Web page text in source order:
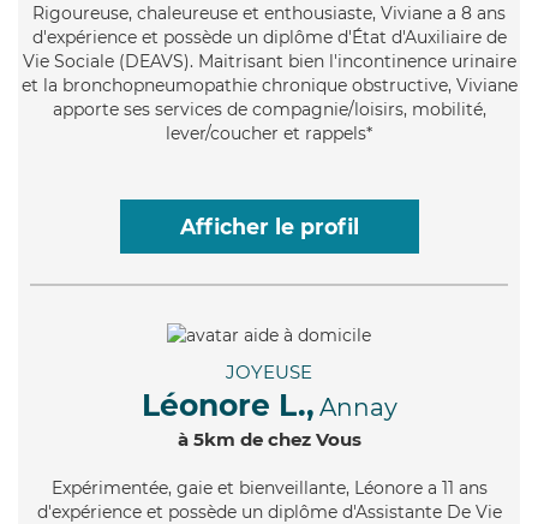
Rigoureuse, chaleureuse et enthousiaste, Viviane a 8 ans
d'expérience et possède un diplôme d'État d'Auxiliaire de
Vie Sociale (DEAVS). Maitrisant bien l'incontinence urinaire
et la bronchopneumopathie chronique obstructive, Viviane
apporte ses services de compagnie/loisirs, mobilité,
lever/coucher et rappels*
Afficher le profil
JOYEUSE
Léonore L., Annay
à 5km de chez Vous
Expérimentée, gaie et bienveillante, Léonore a 11 ans
d'expérience et possède un diplôme d'Assistante De Vie